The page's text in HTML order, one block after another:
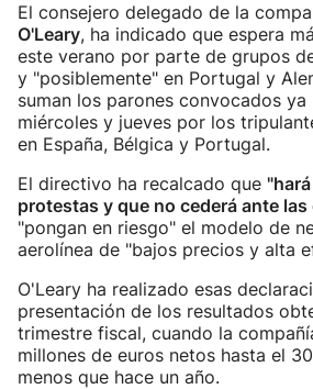
El consejero delegado de la
O'Leary, ha indicado que espera
este verano por parte de grupos
y "posiblemente" en Portugal y
suman los parones convocados ya
miércoles y jueves por los
en España, Bélgica y Portugal.
El directivo ha recalcado que
protestas y que no cederá ante las
"pongan en riesgo" el modelo de
aerolínea de "bajos precios y alta
O'Leary ha realizado esas
presentación de los resultados
trimestre fiscal, cuando la
millones de euros netos hasta el
menos que hace un año.